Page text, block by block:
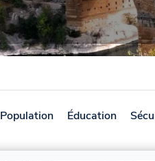
Population Éducation